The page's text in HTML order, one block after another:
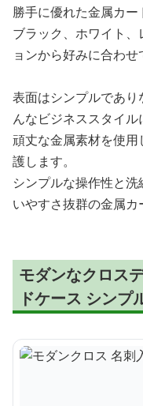
勝手に優れた金属カー
ブラック、ホワイト
ョンから好みに合わせ
表面はシンプルであ
んなビジネススタイル
頑丈な金属素材を使
護します。
シンプルな操作性と
いやすさ抜群の金属カ
モダンなクロス
ドケース シンプ